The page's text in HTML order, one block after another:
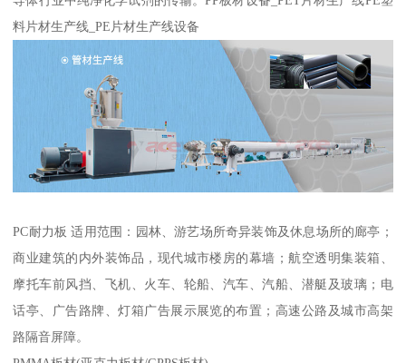
料片材生产线_PE片材生产线设备
PC耐力板 适用范围：园林、游艺场所奇异装饰及休息场所的廊亭；
商业建筑的内外装饰品，现代城市楼房的幕墙；航空透明集装箱、
摩托车前风挡、飞机、火车、轮船、汽车、汽船、潜艇及玻璃；电
话亭、广告路牌、灯箱广告展示展览的布置；高速公路及城市高架
路隔音屏障。